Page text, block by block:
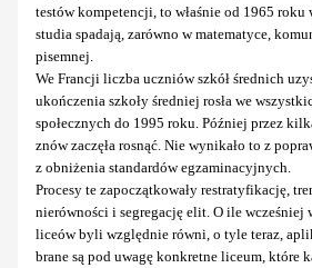
testów kompetencji, to właśnie od 1965
studia spadają, zarówno w matematyce,
pisemnej.
We Francji liczba uczniów szkół średnich
ukończenia szkoły średniej rosła we
społecznych do 1995 roku. Później przez
znów zaczęła rosnąć. Nie wynikało to z
z obniżenia standardów egzaminacyjnych.
Procesy te zapoczątkowały restratyfikację,
nierówności i segregację elit. O ile wcześniej
liceów byli względnie równi, o tyle teraz,
brane są pod uwagę konkretne liceum, które